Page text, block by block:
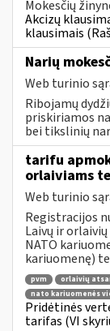
Mokesčių
Akcizų
klausimais
Narių
Web turinio
Ribojamų
priskiriamos
bei tikslinių
tarifu
orlaiviams
Web turinio
Registracijos
Laivų ir
NATO
kariuomenę)
pvm orlaivių
nato kariuomenės
Pridėtinės
tarifas (VI